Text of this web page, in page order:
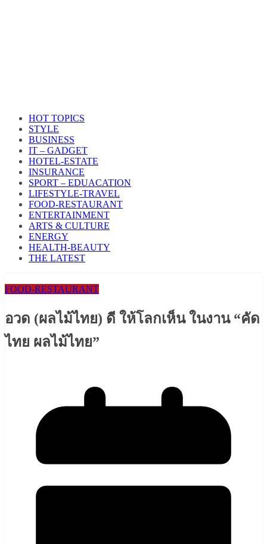
HOT TOPICS
STYLE
BUSINESS
IT – GADGET
HOTEL-ESTATE
INSURANCE
SPORT – EDUACATION
LIFESTYLE​-TRAVEL​
FOOD-RESTAURANT
ENTERTAINMENT
ARTS & CULTURE
ENERGY
HEALTH​-BEAUTY
THE LATEST
FOOD-RESTAURANT
อวด (ผลไม้ไทย) ดี ให้โลกเห็น ในงาน “คัด
ไทย ผลไม้ไทย”